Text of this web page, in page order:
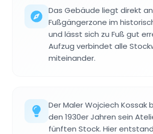
Das Gebäude liegt direkt
Fußgängerzone im
und lässt sich zu Fuß gut
Aufzug verbindet alle
miteinander.
Der Maler Wojciech Kossak
den 1930er Jahren sein
fünften Stock. Hier